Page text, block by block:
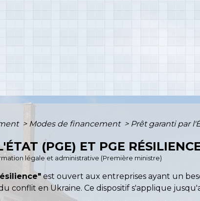
> Modes de financement > Prêt garanti par
(PGE) ET PGE
légale et administrative (Première ministre)
est ouvert aux entreprises ayant un
conflit en Ukraine. Ce dispositif s'applique